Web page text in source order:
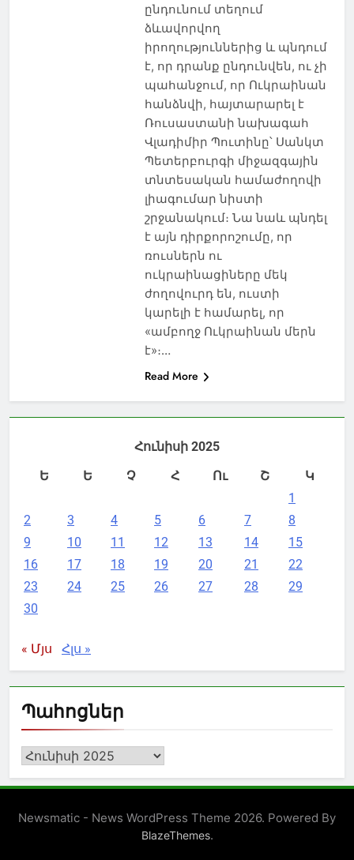
ընդունում տեղում
ձևավորվող
իրողություններից և պնդում
է, որ դրանք ընդունվեն, ու չի
պահանջում, որ Ուկրաինան
հանձնվի, հայտարարել է
Ռուսաստանի նախագահ
Վլադիմիր Պուտինը՝ Սանկտ
Պետերբուրգի միջազգային
տնտեսական համաժողովի
լիագումար նիստի
շրջանակում։ Նա նաև պնդել
է այն դիրքորոշումը, որ
ռուսներն ու
ուկրաինացիները մեկ
ժողովուրդ են, ուստի
կարելի է համարել, որ
«ամբողջ Ուկրաինան մերն
է»։…
Read More
Հունիսի 2025
Ե
Ե Չ Հ Ու Շ
Կ
1
2
3 4 5 6 7
8
9
10 11 12 13 14
15
16
17 18 19 20 21
22
23
24 25 26 27 28
29
30
« Մյս Հլս »
Պահոցներ
Պահոցներ
Newsmatic - News WordPress Theme 2026. Powered By
BlazeThemes.